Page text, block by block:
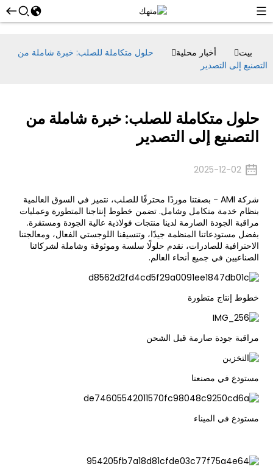
بيت أخبار محلية
حلول متكاملة للصلب: خبرة شاملة من
التصنيع إلى التصدير
حلول متكاملة للصلب: خبرة شاملة من
التصنيع إلى التصدير
2025-12-02
شركة AMI - بصفتنا موردًا محترفًا للصلب، نتميز في السوق العالمية
بنظام خدمة متكامل وشامل. تضمن خطوط إنتاجنا المتطورة وعمليات
مراقبة الجودة الصارمة لدينا منتجات فولاذية عالية الجودة ومستقرة.
بفضل مستودعاتنا المنظمة جيدًا، وتنسيقنا اللوجستي الفعال، ومعالجتنا
الاحترافية للصادرات، نقدم حلولًا سلسة وموثوقة وشاملة لشركائنا
الصناعيين في جميع أنحاء العالم.
خطوط إنتاج متطورة
مراقبة جودة صارمة قبل الشحن
مستودع في مصنعنا
مستودع في الميناء